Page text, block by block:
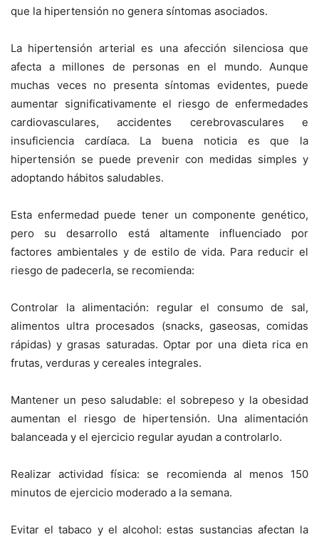
que la hipertensión no genera síntomas asociados.
La hipertensión arterial es una afección silenciosa que
afecta a millones de personas en el mundo. Aunque
muchas veces no presenta síntomas evidentes, puede
aumentar significativamente el riesgo de enfermedades
cardiovasculares, accidentes cerebrovasculares e
insuficiencia cardíaca. La buena noticia es que la
hipertensión se puede prevenir con medidas simples y
adoptando hábitos saludables.
Esta enfermedad puede tener un componente genético,
pero su desarrollo está altamente influenciado por
factores ambientales y de estilo de vida. Para reducir el
riesgo de padecerla, se recomienda:
Controlar la alimentación: regular el consumo de sal,
alimentos ultra procesados (snacks, gaseosas, comidas
rápidas) y grasas saturadas. Optar por una dieta rica en
frutas, verduras y cereales integrales.
Mantener un peso saludable: el sobrepeso y la obesidad
aumentan el riesgo de hipertensión. Una alimentación
balanceada y el ejercicio regular ayudan a controlarlo.
Realizar actividad física: se recomienda al menos 150
minutos de ejercicio moderado a la semana.
Evitar el tabaco y el alcohol: estas sustancias afectan la